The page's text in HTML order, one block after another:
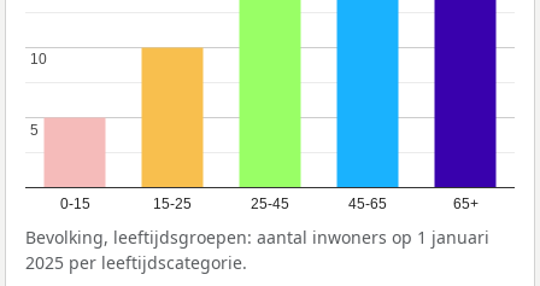
0-15 15-25 25-45 45-65 65+
5
5
10
10
Bevolking, leeftijdsgroepen: aantal inwoners op 1 januari
2025 per leeftijdscategorie.